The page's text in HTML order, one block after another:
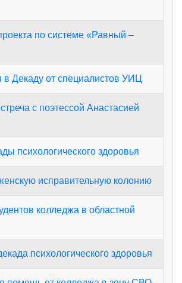
по системе «Равный –
в Декаду от специалистов УИЦ
с поэтессой Анастасией
психологического здоровья
исправительную колонию
колледжа в областной
психологического здоровья